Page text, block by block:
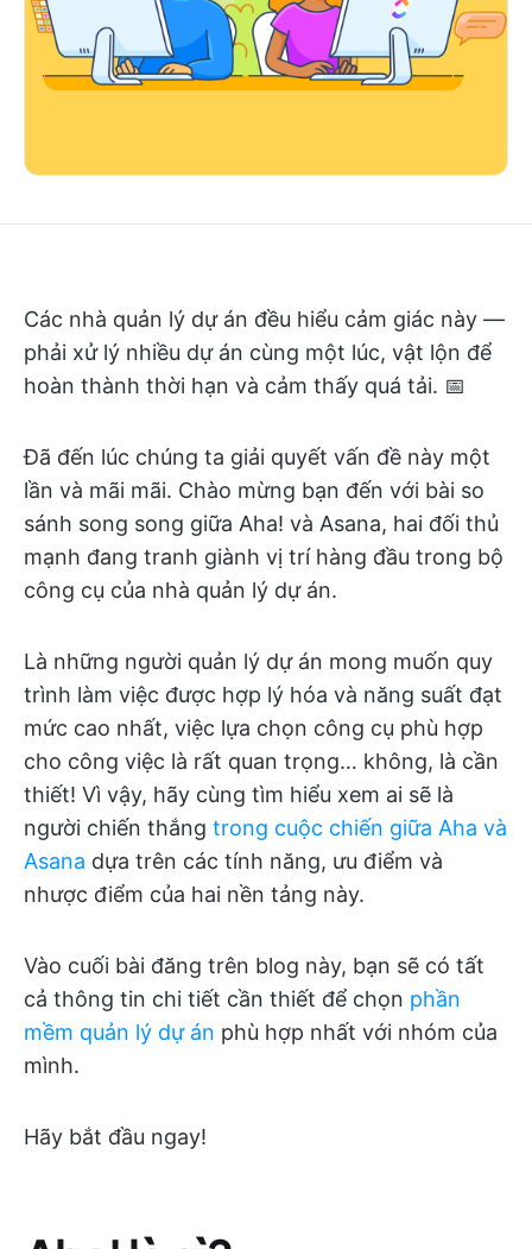
Các nhà quản lý dự án đều hiểu cảm giác này —
phải xử lý nhiều dự án cùng một lúc, vật lộn để
hoàn thành thời hạn và cảm thấy quá tải. 📅
Đã đến lúc chúng ta giải quyết vấn đề này một
lần và mãi mãi. Chào mừng bạn đến với bài so
sánh song song giữa Aha! và Asana, hai đối thủ
mạnh đang tranh giành vị trí hàng đầu trong bộ
công cụ của nhà quản lý dự án.
Là những người quản lý dự án mong muốn quy
trình làm việc được hợp lý hóa và năng suất đạt
mức cao nhất, việc lựa chọn công cụ phù hợp
cho công việc là rất quan trọng… không, là cần
thiết! Vì vậy, hãy cùng tìm hiểu xem ai sẽ là
người chiến thắng trong cuộc chiến giữa Aha và
Asana dựa trên các tính năng, ưu điểm và
nhược điểm của hai nền tảng này.
Vào cuối bài đăng trên blog này, bạn sẽ có tất
cả thông tin chi tiết cần thiết để chọn phần
mềm quản lý dự án phù hợp nhất với nhóm của
mình.
Hãy bắt đầu ngay!